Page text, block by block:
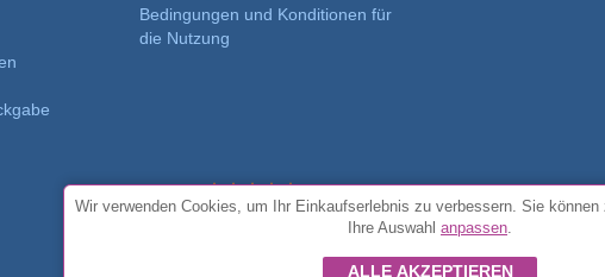
Bedingungen und Konditionen für
die Nutzung
4.7/5 von3889 verifizierte
© Alle Rechte vorbehalten FunToCome
Wir verwenden Cookies, um Ihr Einkaufserlebnis zu verbessern. Sie
Ihre Auswahl anpassen.
ALLE AKZEPTIEREN